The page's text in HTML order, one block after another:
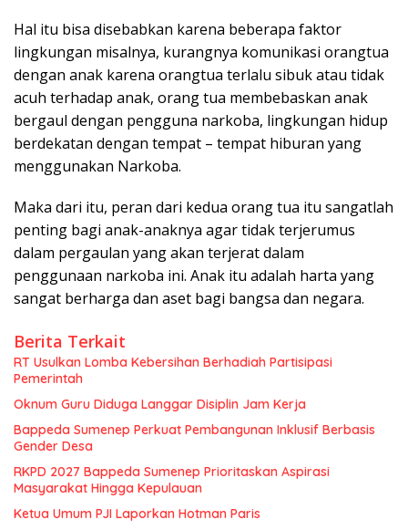
Hal itu bisa disebabkan karena beberapa faktor
lingkungan misalnya, kurangnya komunikasi orangtua
dengan anak karena orangtua terlalu sibuk atau tidak
acuh terhadap anak, orang tua membebaskan anak
bergaul dengan pengguna narkoba, lingkungan hidup
berdekatan dengan tempat – tempat hiburan yang
menggunakan Narkoba.
Maka dari itu, peran dari kedua orang tua itu sangatlah
penting bagi anak-anaknya agar tidak terjerumus
dalam pergaulan yang akan terjerat dalam
penggunaan narkoba ini. Anak itu adalah harta yang
sangat berharga dan aset bagi bangsa dan negara.
Berita Terkait
RT Usulkan Lomba Kebersihan Berhadiah Partisipasi
Pemerintah
Oknum Guru Diduga Langgar Disiplin Jam Kerja
Bappeda Sumenep Perkuat Pembangunan Inklusif Berbasis
Gender Desa
RKPD 2027 Bappeda Sumenep Prioritaskan Aspirasi
Masyarakat Hingga Kepulauan
Ketua Umum PJI Laporkan Hotman Paris